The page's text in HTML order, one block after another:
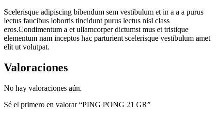
Scelerisque adipiscing bibendum sem vestibulum et in a a a purus
lectus faucibus lobortis tincidunt purus lectus nisl class
eros.Condimentum a et ullamcorper dictumst mus et tristique
elementum nam inceptos hac parturient scelerisque vestibulum amet
elit ut volutpat.
Valoraciones
No hay valoraciones aún.
Sé el primero en valorar “PING PONG 21 GR”